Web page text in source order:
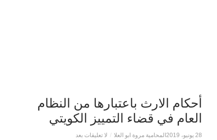
أحكام الارث باعتبارها من النظام
العام في قضاء التمييز الكويتي
28 يونيو، 2019 المحامية مروة ابو العلا / لا تعليقات بعد